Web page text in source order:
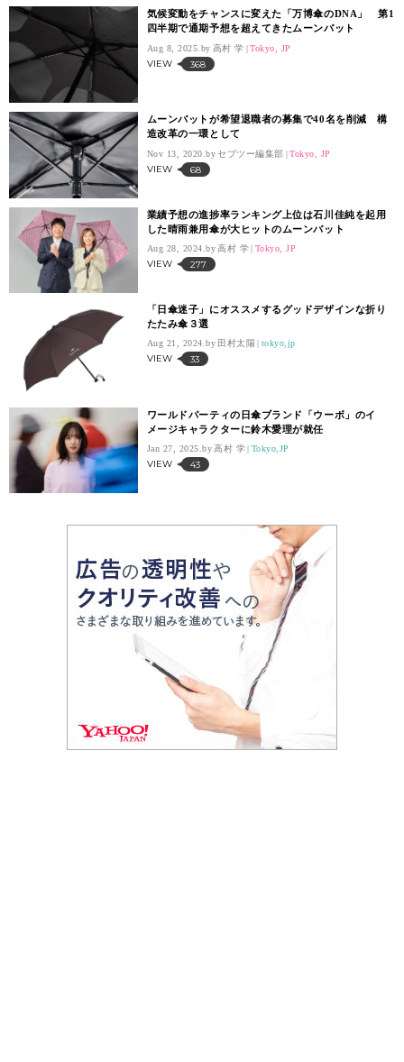
気候変動をチャンスに変えた「万博傘のDNA」 第1
四半期で通期予想を超えてきたムーンバット
Aug 8, 2025. 高村 学 Tokyo, JP
VIEW 368
ムーンバットが希望退職者の募集で40名を削減 構
造改革の一環として
Nov 13, 2020. セブツー編集部 Tokyo, JP
VIEW 68
業績予想の進捗率ランキング上位は石川佳純を起用
した晴雨兼用傘が大ヒットのムーンバット
Aug 28, 2024. 高村 学 Tokyo, JP
VIEW 277
「日傘迷子」にオススメするグッドデザインな折り
たたみ傘３選
Aug 21, 2024. 田村太陽 tokyo,jp
VIEW 33
ワールドパーティの日傘ブランド「ウーボ」のイ
メージキャラクターに鈴木愛理が就任
Jan 27, 2025. 高村 学 Tokyo,JP
VIEW 43